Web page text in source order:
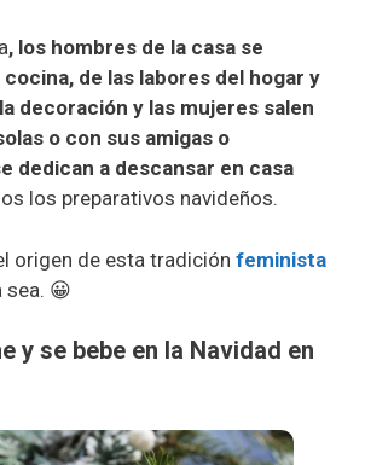
, los hombres de la casa se
de las labores del hogar y
decoración y las mujeres salen
o con sus amigas o
dedican a descansar en casa
los preparativos navideños.
origen de esta tradición feminista
sea. 😀
y se bebe en la Navidad en